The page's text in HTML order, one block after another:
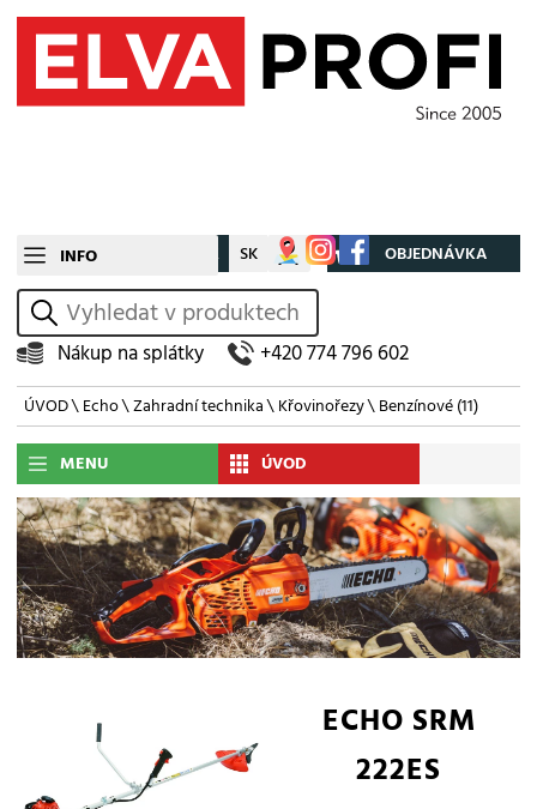
INFO CZ SK Můj účet OBJEDNÁVKA
vyhledat
Nákup na splátky +420 774 796 602
ÚVOD\Echo\Zahradní technika\Křovinořezy\Benzínové(11)
MENU ÚVOD
ECHO SRM
222ES